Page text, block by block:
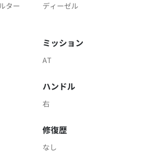
ター
ディーゼル
ミッション
AT
ハンドル
右
修復歴
なし